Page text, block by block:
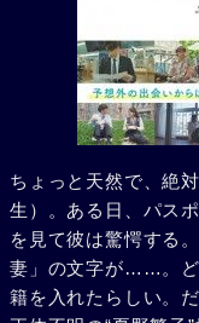
ちょっと天然で、絶
生）。ある日、パス
を見て彼は驚愕する
妻」の文字が……。ど
籍を入れたらしい。